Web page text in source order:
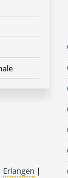
Erlangen |